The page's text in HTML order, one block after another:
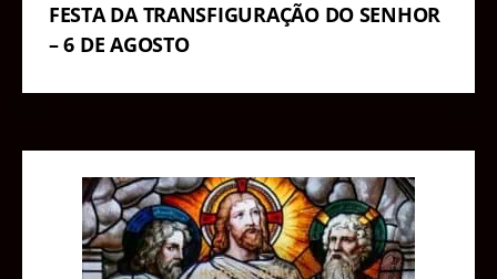
FESTA DA TRANSFIGURAÇÃO DO SENHOR
– 6 DE AGOSTO